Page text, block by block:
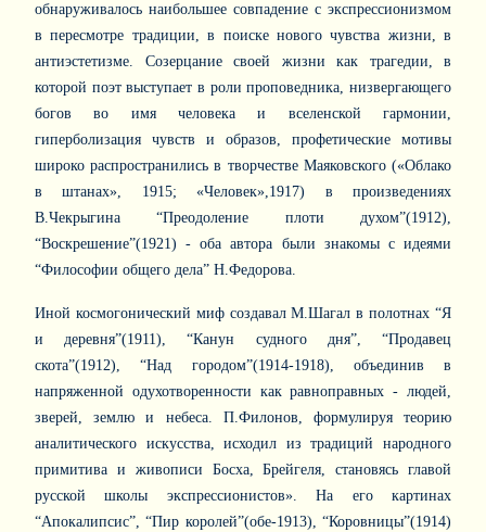
обнаруживалось наибольшее совпадение с экспрессионизмом
в пересмотре традиции, в поиске нового чувства жизни, в
антиэстетизме. Созерцание своей жизни как трагедии, в
которой поэт выступает в роли проповедника, низвергающего
богов во имя человека и вселенской гармонии,
гиперболизация чувств и образов, профетические мотивы
широко распространились в творчестве Маяковского («Облако
в штанах», 1915; «Человек»,1917) в произведениях
В.Чекрыгина “Преодоление плоти духом”(1912),
“Воскрешение”(1921) - оба автора были знакомы с идеями
“Философии общего дела” Н.Федорова.
Иной космогонический миф создавал М.Шагал в полотнах “Я
и деревня”(1911), “Канун судного дня”, “Продавец
скота”(1912), “Над городом”(1914-1918), объединив в
напряженной одухотворенности как равноправных - людей,
зверей, землю и небеса. П.Филонов, формулируя теорию
аналитического искусства, исходил из традиций народного
примитива и живописи Босха, Брейгеля, становясь главой
русской школы экспрессионистов». На его картинах
“Апокалипсис”, “Пир королей”(обе-1913), “Коровницы”(1914)